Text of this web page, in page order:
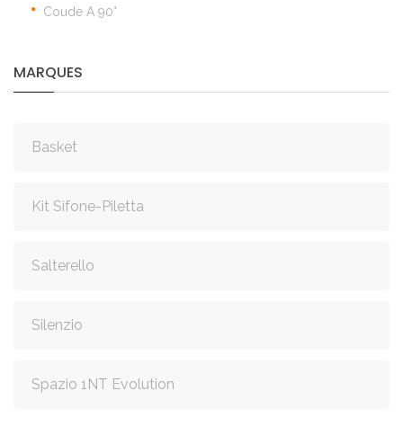
Coude A 90°
MARQUES
Basket
Kit Sifone-Piletta
Salterello
Silenzio
Spazio 1NT Evolution